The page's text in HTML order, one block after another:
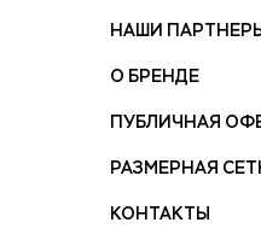
НАШИ
О БРЕНДЕ
ПУБЛИЧНАЯ
РАЗМЕРНАЯ
КОНТАКТЫ